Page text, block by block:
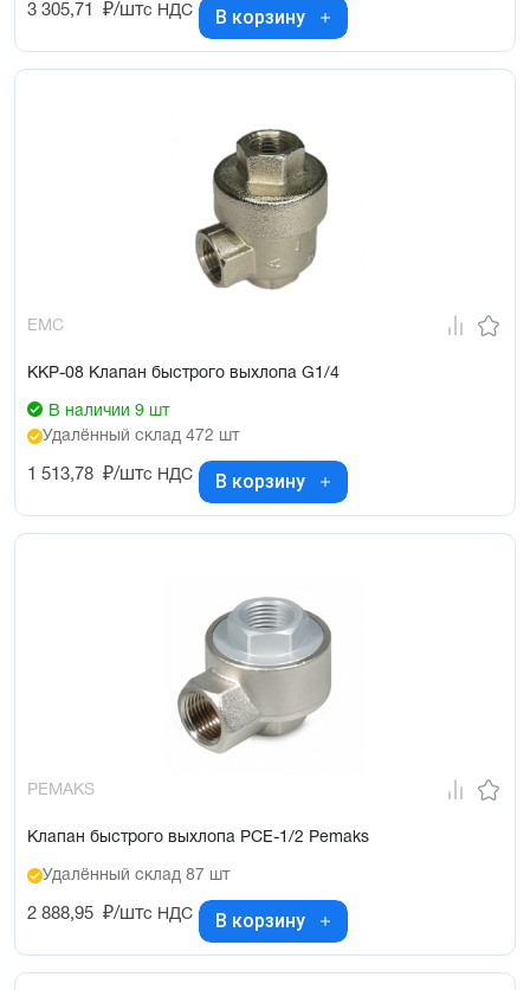
3 305,71 ₽/штс НДС В корзину
EMC
KKP-08 Клапан быстрого выхлопа G1/4
В наличии 9 шт
Удалённый склад 472 шт
1 513,78 ₽/штс НДС В корзину
PEMAKS
Клапан быстрого выхлопа PCE-1/2 Pemaks
Удалённый склад 87 шт
2 888,95 ₽/штс НДС В корзину